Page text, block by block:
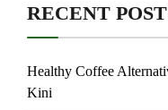
RECENT
Healthy Coffee
Kini